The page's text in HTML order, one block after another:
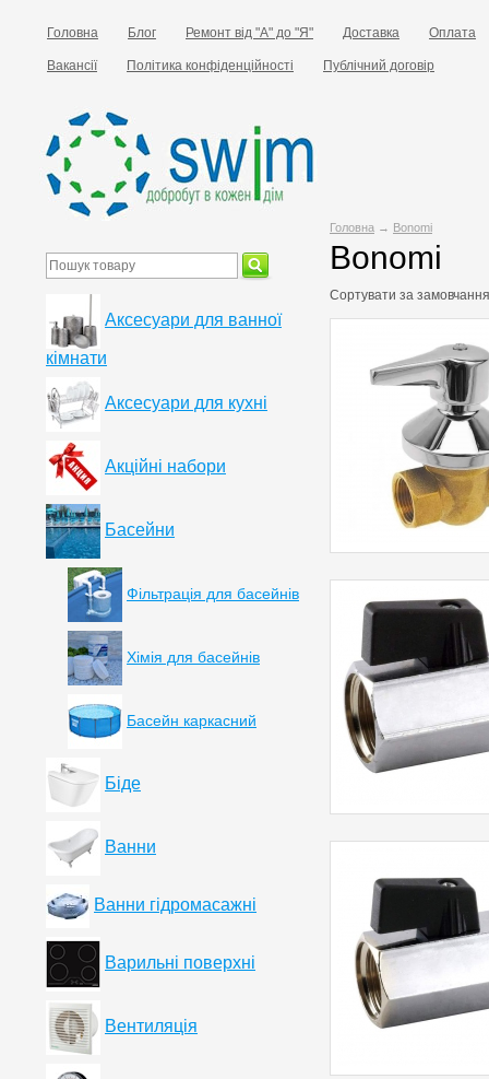
Головна Блог Ремонт від "А" до "Я" Доставка Оплата
Вакансії Політика конфіденційності Публічний договір
Головна → Bonomi
Bonomi
Сортувати за
Аксесуари для ванної
кімнати
Аксесуари для кухні
Акційні набори
Басейни
Фільтрація для басейнів
Хімія для басейнів
Басейн каркасний
Біде
Ванни
Ванни гідромасажні
Варильні поверхні
Вентиляція